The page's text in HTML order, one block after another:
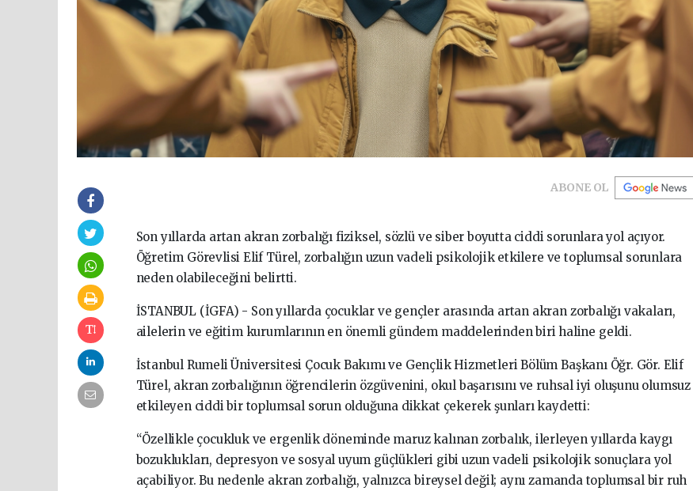
ABONE OL
Son yıllarda artan akran zorbalığı fiziksel, sözlü ve siber boyutta ciddi sorunlara yol açıyor.
Öğretim Görevlisi Elif Türel, zorbalığın uzun vadeli psikolojik etkilere ve toplumsal sorunlara
neden olabileceğini belirtti.
İSTANBUL (İGFA) - Son yıllarda çocuklar ve gençler arasında artan akran zorbalığı vakaları,
ailelerin ve eğitim kurumlarının en önemli gündem maddelerinden biri haline geldi.
İstanbul Rumeli Üniversitesi Çocuk Bakımı ve Gençlik Hizmetleri Bölüm Başkanı Öğr. Gör. Elif
Türel, akran zorbalığının öğrencilerin özgüvenini, okul başarısını ve ruhsal iyi oluşunu olumsuz
etkileyen ciddi bir toplumsal sorun olduğuna dikkat çekerek şunları kaydetti:
“Özellikle çocukluk ve ergenlik döneminde maruz kalınan zorbalık, ilerleyen yıllarda kaygı
bozuklukları, depresyon ve sosyal uyum güçlükleri gibi uzun vadeli psikolojik sonuçlara yol
açabiliyor. Bu nedenle akran zorbalığı, yalnızca bireysel değil; aynı zamanda toplumsal bir ruh